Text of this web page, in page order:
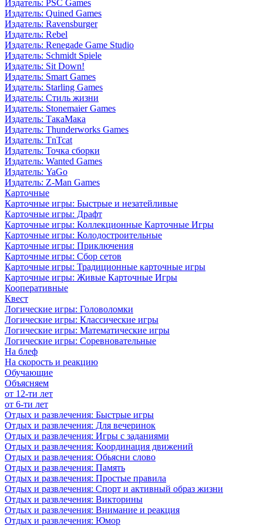
Издатель: PSC Games
Издатель: Quined Games
Издатель: Ravensburger
Издатель: Rebel
Издатель: Renegade Game Studio
Издатель: Schmidt Spiele
Издатель: Sit Down!
Издатель: Smart Games
Издатель: Starling Games
Издатель: Стиль жизни
Издатель: Stonemaier Games
Издатель: ТакаМака
Издатель: Thunderworks Games
Издатель: TnTcat
Издатель: Точка сборки
Издатель: Wanted Games
Издатель: YaGo
Издатель: Z-Man Games
Карточные
Карточные игры: Быстрые и незатейливые
Карточные игры: Драфт
Карточные игры: Коллекционные Карточные Игры
Карточные игры: Колодостроительные
Карточные игры: Приключения
Карточные игры: Сбор сетов
Карточные игры: Традиционные карточные игры
Карточные игры: Живые Карточные Игры
Кооперативные
Квест
Логические игры: Головоломки
Логические игры: Классические игры
Логические игры: Математические игры
Логические игры: Соревновательные
На блеф
На скорость и реакцию
Обучающие
Объясняем
от 12-ти лет
от 6-ти лет
Отдых и развлечения: Быстрые игры
Отдых и развлечения: Для вечеринок
Отдых и развлечения: Игры с заданиями
Отдых и развлечения: Координация движений
Отдых и развлечения: Обьясни слово
Отдых и развлечения: Память
Отдых и развлечения: Простые правила
Отдых и развлечения: Спорт и активный образ жизни
Отдых и развлечения: Викторины
Отдых и развлечения: Внимание и реакция
Отдых и развлечения: Юмор